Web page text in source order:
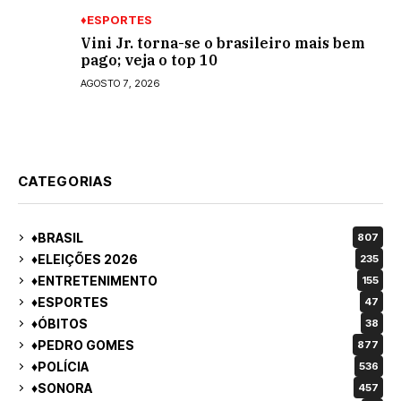
♦ESPORTES
Vini Jr. torna-se o brasileiro mais bem
pago; veja o top 10
AGOSTO 7, 2026
CATEGORIAS
♦BRASIL 807
♦ELEIÇÕES 2026 235
♦ENTRETENIMENTO 155
♦ESPORTES 47
♦ÓBITOS 38
♦PEDRO GOMES 877
♦POLÍCIA 536
♦SONORA 457